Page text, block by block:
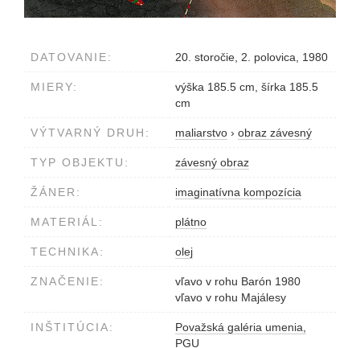
DATOVANIE: 20. storočie, 2. polovica, 1980
MIERY:
výška 185.5 cm, šírka 185.5
cm
VÝTVARNÝ DRUH: maliarstvo › obraz závesný
TYP OBJEKTU: závesný obraz
ŽÁNER: imaginatívna kompozícia
MATERIÁL: plátno
TECHNIKA: olej
ZNAČENIE:
vľavo v rohu Barón 1980
vľavo v rohu Majálesy
INŠTITÚCIA:
Považská galéria umenia,
PGU